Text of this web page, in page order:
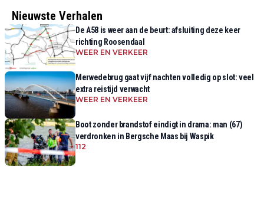
Nieuwste Verhalen
De A58 is weer aan de beurt: afsluiting deze keer
richting Roosendaal
WEER EN VERKEER
Merwedebrug gaat vijf nachten volledig op slot: veel
extra reistijd verwacht
WEER EN VERKEER
Boot zonder brandstof eindigt in drama: man (67)
verdronken in Bergsche Maas bij Waspik
112